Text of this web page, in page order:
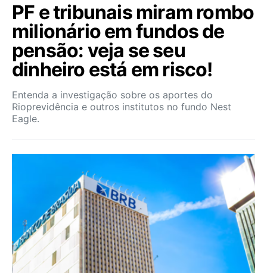
PF e tribunais miram rombo
milionário em fundos de
pensão: veja se seu
dinheiro está em risco!
Entenda a investigação sobre os aportes do
Rioprevidência e outros institutos no fundo Nest
Eagle.